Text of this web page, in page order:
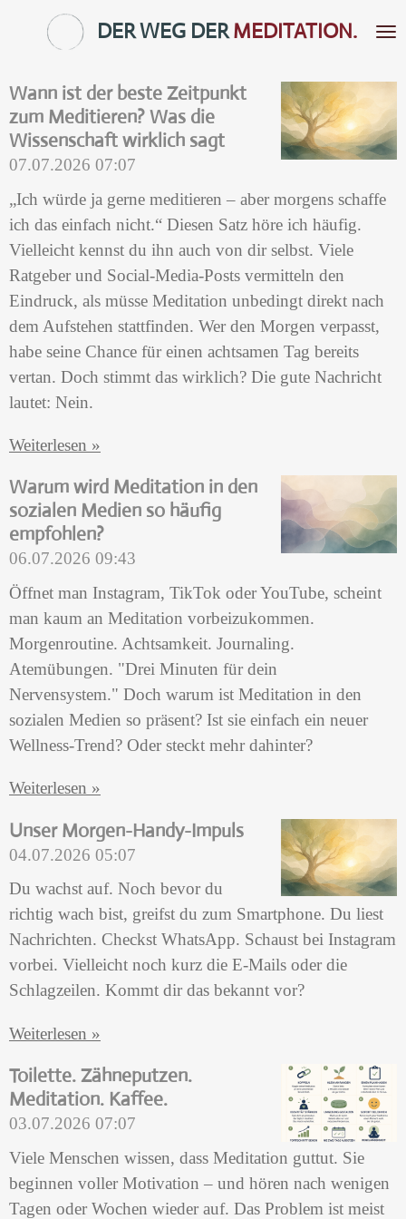
Hauptinhalt
DER WEG DERMEDITATION.
Wann ist der beste Zeitpunkt
zum Meditieren? Was die
Wissenschaft wirklich sagt
07.07.2026 07:07
„Ich würde ja gerne meditieren – aber morgens schaffe
ich das einfach nicht.“ Diesen Satz höre ich häufig.
Vielleicht kennst du ihn auch von dir selbst. Viele
Ratgeber und Social-Media-Posts vermitteln den
Eindruck, als müsse Meditation unbedingt direkt nach
dem Aufstehen stattfinden. Wer den Morgen verpasst,
habe seine Chance für einen achtsamen Tag bereits
vertan. Doch stimmt das wirklich? Die gute Nachricht
lautet: Nein.
Weiterlesen »
Warum wird Meditation in den
sozialen Medien so häufig
empfohlen?
06.07.2026 09:43
Öffnet man Instagram, TikTok oder YouTube, scheint
man kaum an Meditation vorbeizukommen.
Morgenroutine. Achtsamkeit. Journaling.
Atemübungen. "Drei Minuten für dein
Nervensystem." Doch warum ist Meditation in den
sozialen Medien so präsent? Ist sie einfach ein neuer
Wellness-Trend? Oder steckt mehr dahinter?
Weiterlesen »
Unser Morgen-Handy-Impuls
04.07.2026 05:07
Du wachst auf. Noch bevor du
richtig wach bist, greifst du zum Smartphone. Du liest
Nachrichten. Checkst WhatsApp. Schaust bei Instagram
vorbei. Vielleicht noch kurz die E-Mails oder die
Schlagzeilen. Kommt dir das bekannt vor?
Weiterlesen »
Toilette. Zähneputzen.
Meditation. Kaffee.
03.07.2026 07:07
Viele Menschen wissen, dass Meditation guttut. Sie
beginnen voller Motivation – und hören nach wenigen
Tagen oder Wochen wieder auf. Das Problem ist meist